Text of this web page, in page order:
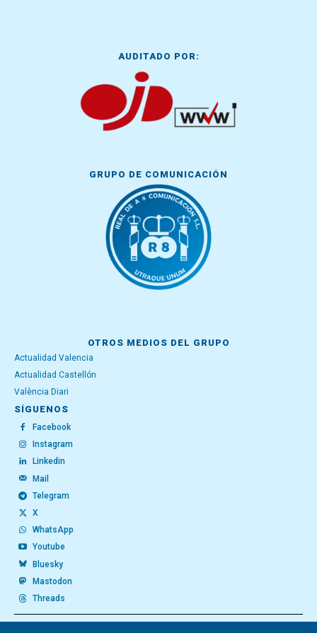
AUDITADO POR:
GRUPO DE COMUNICACIÓN
OTROS MEDIOS DEL GRUPO
Actualidad Valencia
Actualidad Castellón
València Diari
SÍGUENOS
Facebook
Instagram
Linkedin
Mail
Telegram
X
WhatsApp
Youtube
Bluesky
Mastodon
Threads